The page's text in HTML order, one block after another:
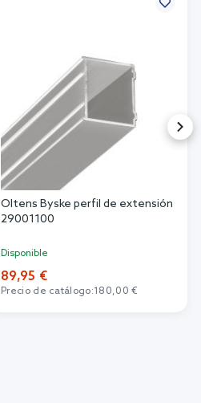
Oltens Byske perfil de extensión
29001100
Disponible
89,95 €
Precio de catálogo:180,00 €